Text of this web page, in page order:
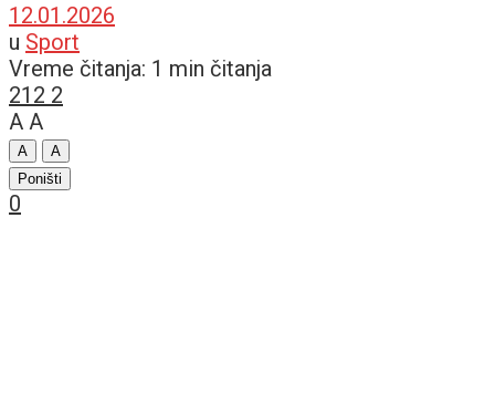
12.01.2026
u Sport
Vreme čitanja: 1 min čitanja
212 2
A A
A
A
Poništi
0